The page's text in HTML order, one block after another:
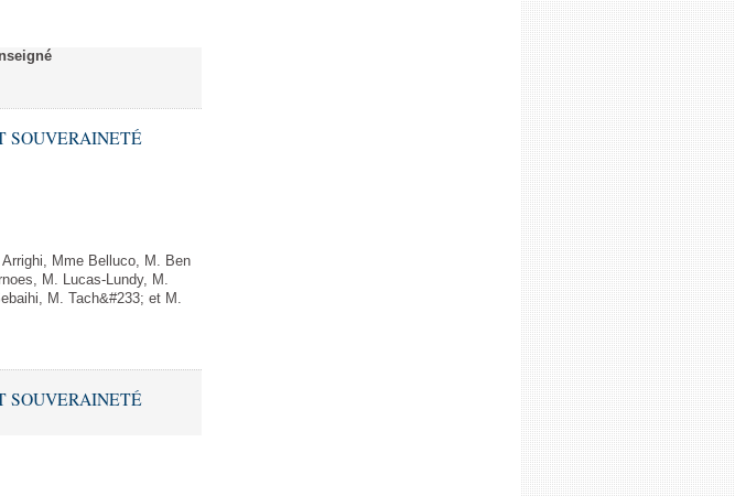
SOUVERAINETÉ
Mme Belluco, M. Ben
M. Lucas-Lundy, M.
M. Tach&#233; et M.
SOUVERAINETÉ